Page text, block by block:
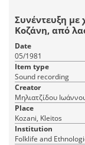
Συνέντευξη με
Κοζάνη, από
Date
05/1981
Item type
Sound recording
Creator
Μηλιατζίδου
Place
Kozani, Kleitos
Institution
Fοlklife and